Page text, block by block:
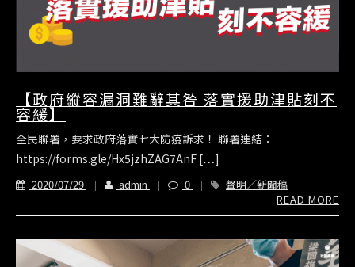
【政府縱容漏洞難辭其咎 落實援助津貼刻不
容緩】
全民聯署，要求政府落實七大防疫訴求！ 聯署連結：
https://forms.gle/Hx5jzhZAG7AnF […]
2020/07/29 admin 0
聲明／新聞稿
READ MORE